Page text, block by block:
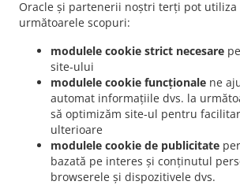
Oracle și partenerii noștri terți pot utiliza
următoarele scopuri:
modulele cookie strict necesare
site-ului
modulele cookie funcționale ne
automat informațiile dvs. la
să optimizăm site-ul pentru
ulterioare
modulele cookie de publicitate
bazată pe interes și conținutul
browserele și dispozitivele dvs.
mâncare Romanesc București Sector 3
Livrare mâncare Romanesc București Sector 5 .
București Sector 6
Livrare mâncare Romanesc București
Romanesc București . Livrare mâncare Romanesc
mâncare Romanesc Popești-Leordeni Sector 4
. Livrare
.
Dobroești Sector 2
Livrare mâncare Romanesc
Romanesc Voluntari Pipera
Livrare mâncare Romanesc